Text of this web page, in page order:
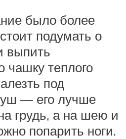
было более
подумать о
выпить
чашку теплого
под
— его лучше
грудь, а на шею и
попарить ноги.